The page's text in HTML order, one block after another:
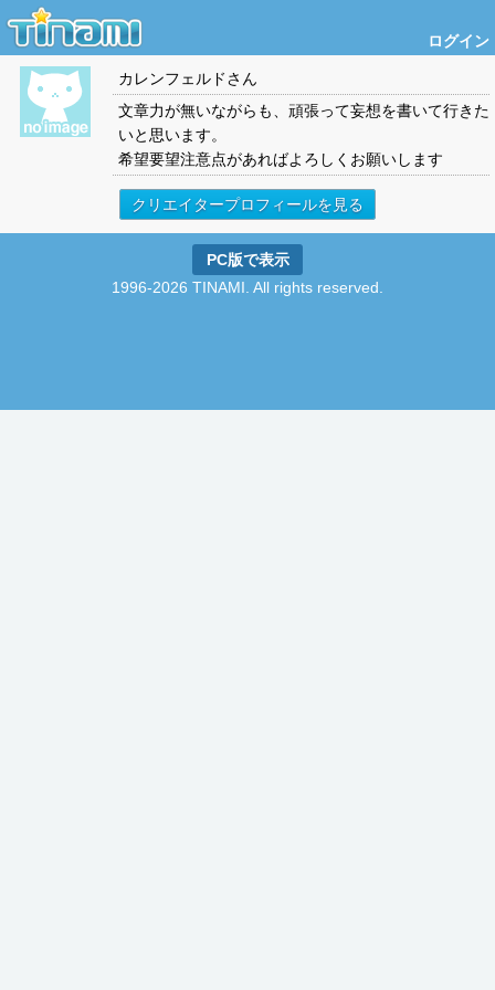
ログイン
カレンフェルドさん
文章力が無いながらも、頑張って妄想を書いて行きた
いと思います。
希望要望注意点があればよろしくお願いします
クリエイタープロフィールを見る
PC版で表示
1996-2026 TINAMI. All rights reserved.